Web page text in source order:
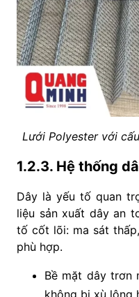
Lưới Polyester với
1.2.3. Hệ thống
Dây là yếu tố quan
liệu sản xuất dây an
tố cốt lõi: ma sát
phù hợp.
Bề mặt dây trơn